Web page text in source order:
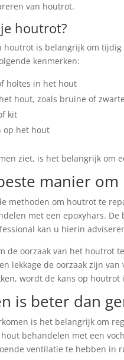
van houtrot.
houtrot?
houtrot is belangrijk om
kenmerken:
holtes in het hout
hout, zoals bruine of
kit
op het hout
ziet, is het belangrijk om
manier
methoden om houtrot te
met een epoxyhars.
kan u hierin
de oorzaak van het houtrot
lekkage de oorzaak zijn
wordt de kans op
is beter dan
is het belangrijk om
behandelen met een
ventilatie te hebben in